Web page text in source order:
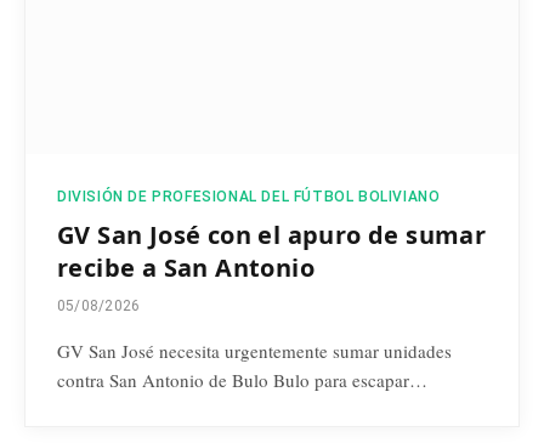
DIVISIÓN DE PROFESIONAL DEL FÚTBOL BOLIVIANO
GV San José con el apuro de sumar
recibe a San Antonio
05/08/2026
GV San José necesita urgentemente sumar unidades
contra San Antonio de Bulo Bulo para escapar…